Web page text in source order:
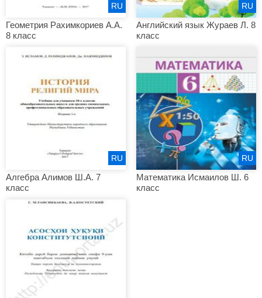
Геометрия Рахимкориев А.А.
8 класс
RU
Английский язык Жураев Л. 8
класс
RU
Алгебра Алимов Ш.А. 7
класс
RU
Математика Исмаилов Ш. 6
класс
RU